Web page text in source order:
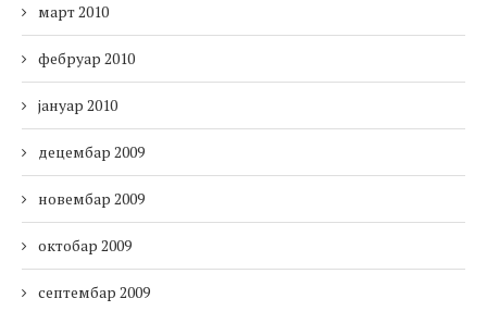
март 2010
фебруар 2010
јануар 2010
децембар 2009
новембар 2009
октобар 2009
септембар 2009